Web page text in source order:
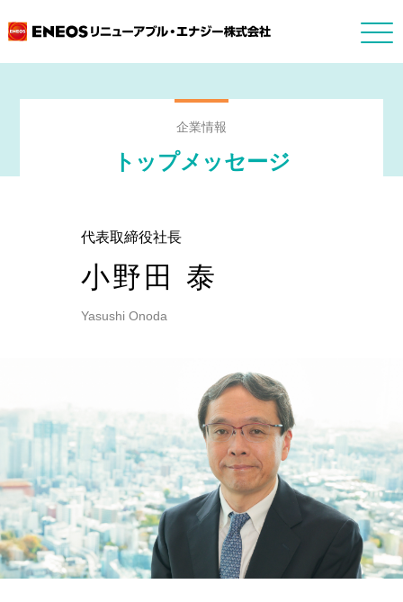
企業情報
トップメッセージ
代表取締役社長
小野田 泰
Yasushi Onoda